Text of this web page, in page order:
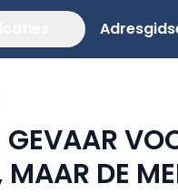
GEVAAR
MAAR DE